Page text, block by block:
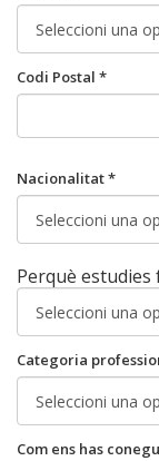
Codi Postal *
Nacionalitat *
Perquè estudies
Categoria
Com ens has